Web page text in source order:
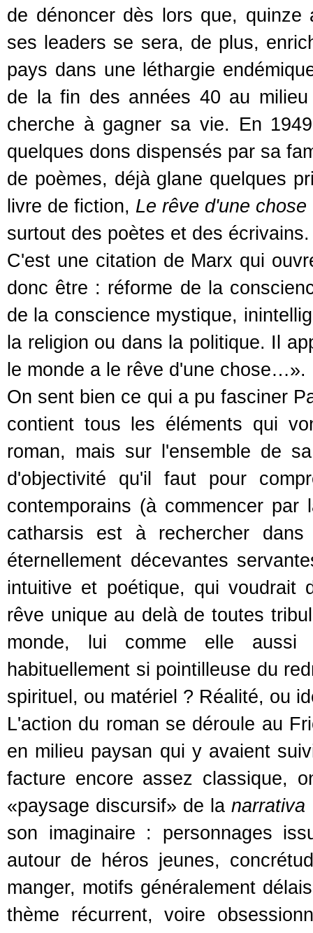
de dénoncer dès lors que,
ses leaders se sera, de plus,
pays dans une léthargie
de la fin des années 40 au
cherche à gagner sa vie. En
quelques dons dispensés par sa
de poèmes, déjà glane quelques
livre de fiction, Le rêve d'une chose
surtout des poètes et des écrivains.
C'est une citation de Marx qui
donc être : réforme de la
de la conscience mystique,
la religion ou dans la politique. Il
le monde a le rêve d'une chose…».
On sent bien ce qui a pu fasciner
contient tous les éléments qui
roman, mais sur l'ensemble de
d'objectivité qu'il faut pour
contemporains (à commencer
catharsis est à rechercher
éternellement décevantes
intuitive et poétique, qui
rêve unique au delà de toutes
monde, lui comme elle aussi
habituellement si pointilleuse du
spirituel, ou matériel ? Réalité, ou
L'action du roman se déroule au
en milieu paysan qui y avaient
facture encore assez classique,
«paysage discursif» de lanarrativa
son imaginaire : personnages
autour de héros jeunes,
manger, motifs généralement
thème récurrent, voire